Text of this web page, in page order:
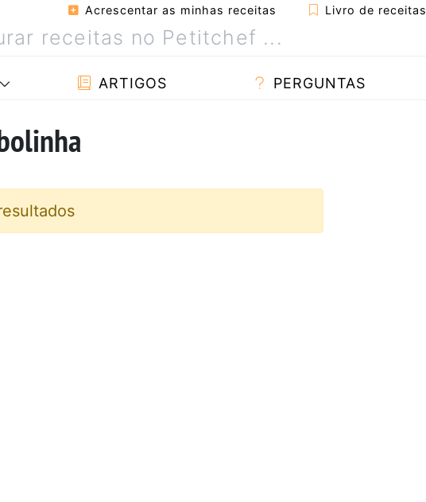
Acrescentar as minhas receitas Livro de receitas
ARTIGOS PERGUNTAS